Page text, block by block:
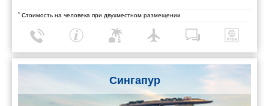
* Стоимость на человека при двухместном размещении
Сингапур